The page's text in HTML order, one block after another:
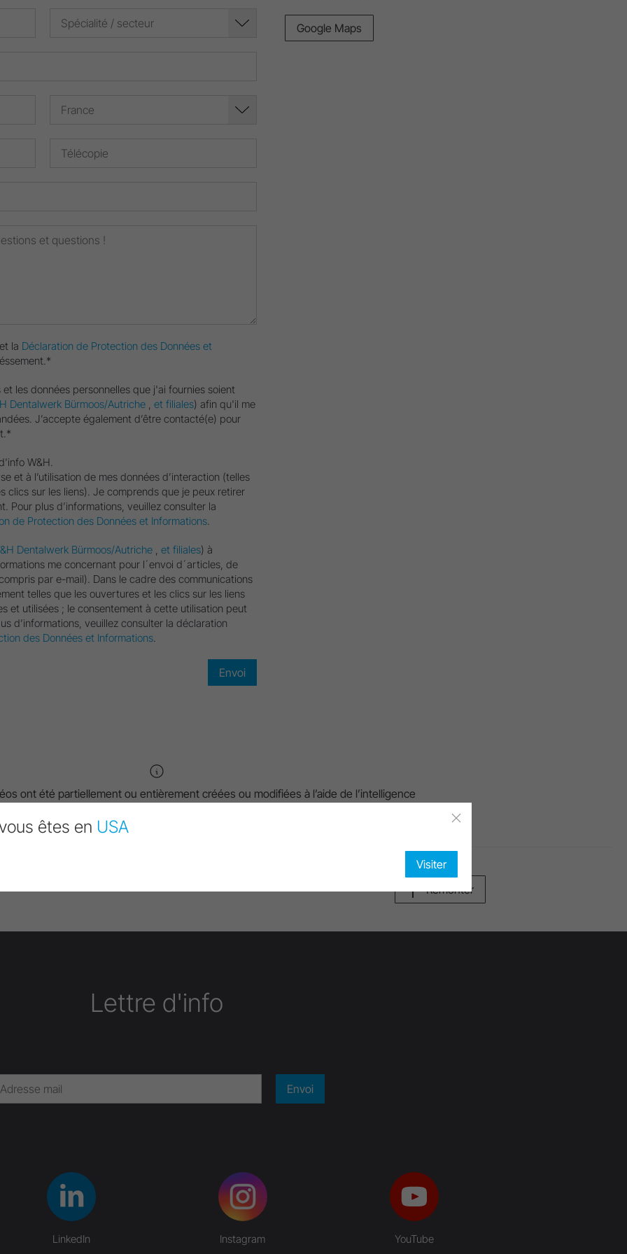
Le Service Après-Vente
Spécialité / secteur
France
la Déclaration de Protection des Données et
les données personnelles que j'ai fournies soient
Dentalwerk Bürmoos/Autriche , et filiales) afin qu'il me
J’accepte également d’être contacté(e) pour
W&H.
et à l’utilisation de mes données d’interaction (telles
clics sur les liens). Je comprends que je peux retirer
Pour plus d’informations, veuillez consulter la
de Protection des Données et Informations.
Dentalwerk Bürmoos/Autriche , et filiales) à
me concernant pour l´envoi d´articles, de
par e-mail). Dans le cadre des communications
telles que les ouvertures et les clics sur les liens
et utilisées ; le consentement à cette utilisation peut
d’informations, veuillez consulter la déclaration
des Données et Informations.
Google Maps
ont été partiellement ou entièrement créées ou modifiées à l’aide de l’intelligence
Remonter
Lettre d'info
Envoi
LinkedIn Instagram YouTube
êtes en USA
Visiter